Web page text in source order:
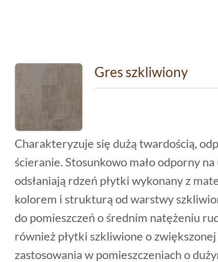
Gres szkliwiony
Charakteryzuje się dużą twardością,
ścieranie. Stosunkowo mało odporny
odsłaniają rdzeń płytki wykonany z
kolorem i strukturą od warstwy
do pomieszczeń o średnim natężeniu
również płytki szkliwione o
zastosowania w pomieszczeniach o